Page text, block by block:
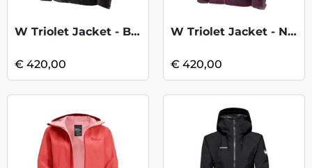
W Triolet Jacket - Black 2
€ 420,00
W Triolet Jacket - Night Plum
€ 420,00